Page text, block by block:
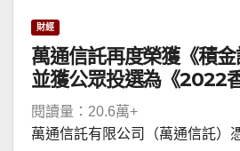
財經
萬通信託再度榮獲《積
並獲公眾投選為《2022
閱讀量：20.6萬+
萬通信託有限公司（萬通信託）